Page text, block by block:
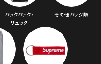
バックパック・
リュック
その他バッグ類